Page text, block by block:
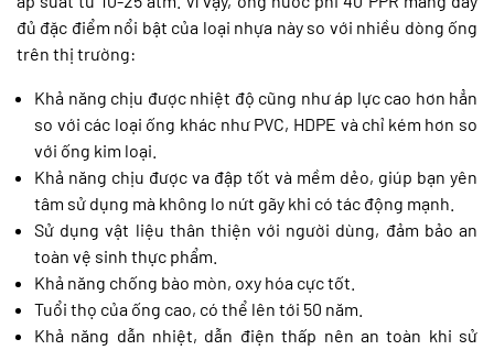
đủ đặc điểm nổi bật của loại nhựa này so với nhiều dòng ống
trên thị trường:
Khả năng chịu được nhiệt độ cũng như áp lực cao hơn hẳn
so với các loại ống khác như PVC, HDPE và chỉ kém hơn so
với ống kim loại.
Khả năng chịu được va đập tốt và mềm dẻo, giúp bạn yên
tâm sử dụng mà không lo nứt gãy khi có tác động mạnh.
Sử dụng vật liệu thân thiện với người dùng, đảm bảo an
toàn vệ sinh thực phẩm.
Khả năng chống bào mòn, oxy hóa cực tốt.
Tuổi thọ của ống cao, có thể lên tới 50 năm.
Khả năng dẫn nhiệt, dẫn điện thấp nên an toàn khi sử